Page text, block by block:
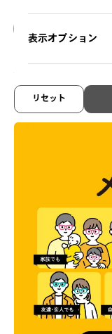
表示オプション
リセット
NC3032C-4SC1 / Size: S